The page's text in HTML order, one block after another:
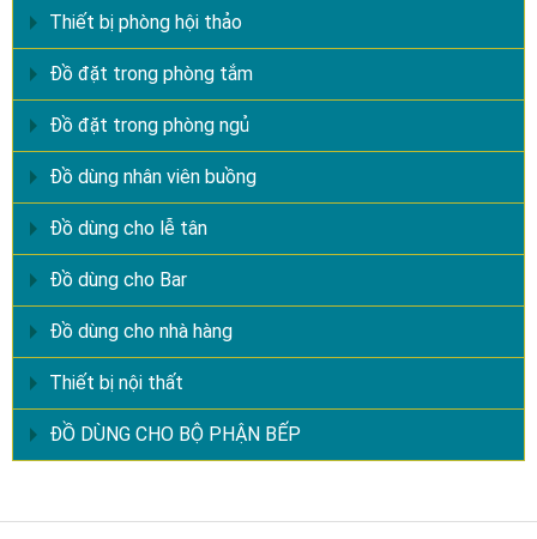
Thiết bị phòng hội thảo
Đồ đặt trong phòng tắm
Đồ đặt trong phòng ngủ
Đồ dùng nhân viên buồng
Đồ dùng cho lễ tân
Đồ dùng cho Bar
Đồ dùng cho nhà hàng
Thiết bị nội thất
ĐỒ DÙNG CHO BỘ PHẬN BẾP